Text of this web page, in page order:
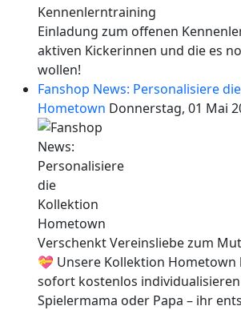
Einladung zum offenen
aktiven Kickerinnen und die es
wollen!
Fanshop News: Personalisiere
Hometown Donnerstag, 01 Mai
Verschenkt Vereinsliebe zum
💝 Unsere Kollektion Hometown
sofort kostenlos individualisieren
Spielermama oder Papa – ihr